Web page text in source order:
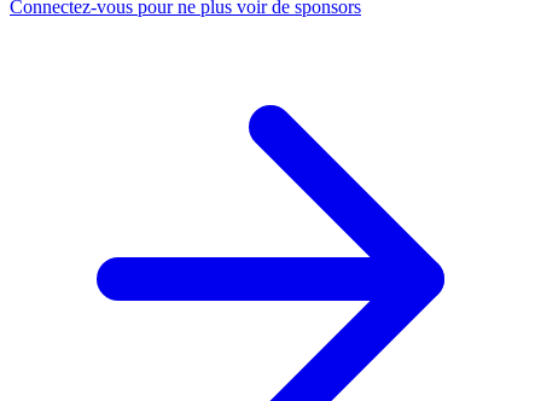
Connectez-vous pour ne plus voir de sponsors